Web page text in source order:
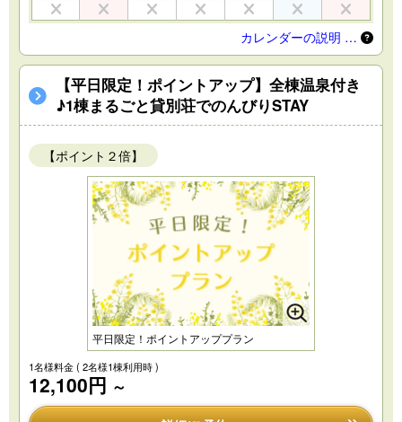
カレンダーの説明 …
【平日限定！ポイントアップ】全棟温泉付き
♪1棟まるごと貸別荘でのんびりSTAY
【ポイント２倍】
平日限定！ポイントアッププラン
1名様料金( 2名様1棟利用時 )
12,100円 ～